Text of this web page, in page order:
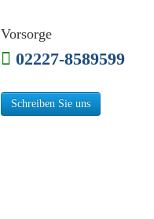
Vorsorge
02227-8589599
Schreiben Sie uns